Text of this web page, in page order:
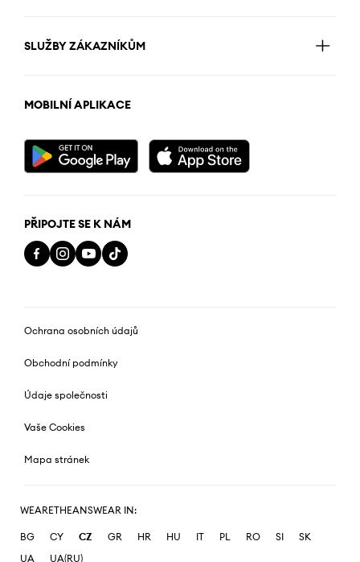
SLUŽBY ZÁKAZNÍKŮM
MOBILNÍ APLIKACE
PŘIPOJTE SE K NÁM
Ochrana osobních údajů
Obchodní podmínky
Údaje společnosti
Vaše Cookies
Mapa stránek
WEARETHEANSWEAR IN:
BG CY CZ GR HR HU IT PL RO SI
SK
UA
UA(RU)